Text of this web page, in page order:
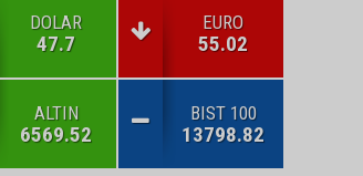
DOLAR
47.7
EURO
55.02
ALTIN
6569.52
BIST 100
13798.82